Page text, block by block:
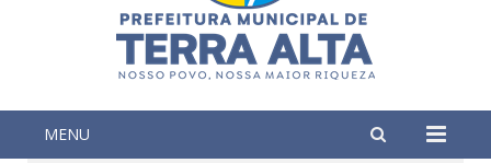
MENU